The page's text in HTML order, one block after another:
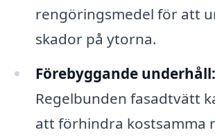
rengöringsmedel för att
skador på ytorna.
Förebyggande underhåll:
Regelbunden fasadtvätt
att förhindra kostsamma